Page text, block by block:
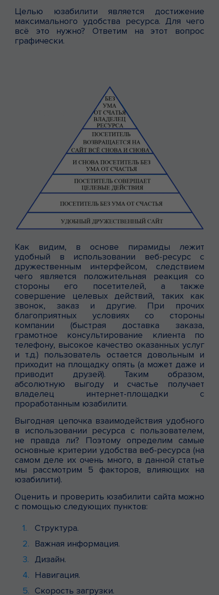
Целью юзабилити является достижение
максимального удобства ресурса. Для чего
всё это нужно? Ответим на этот вопрос
графически.
Как видим, в основе пирамиды лежит
удобный в использовании веб-ресурс с
дружественным интерфейсом, следствием
чего является положительная реакция со
стороны его посетителей, а также
совершение целевых действий, таких как
звонок, заказ и другие. При прочих
благоприятных условиях со стороны
компании (быстрая доставка заказа,
грамотное консультирование клиента по
телефону, высокое качество оказанных услуг
и т.д.) пользователь остается довольным и
приходит на площадку опять (а может даже и
приводит друзей). Таким образом,
абсолютную выгоду и счастье получает
владелец интернет-площадки с
проработанным юзабилити.
Выгодная цепочка взаимодействия удобного
в использовании ресурса с пользователем,
не правда ли? Поэтому определим самые
основные критерии удобства веб-ресурса (на
самом деле их очень много, в данной статье
мы рассмотрим 5 факторов, влияющих на
юзабилити).
Оценить и проверить юзабилити сайта можно
с помощью следующих пунктов:
Структура.
Важная информация.
Дизайн.
Навигация.
Скорость загрузки.